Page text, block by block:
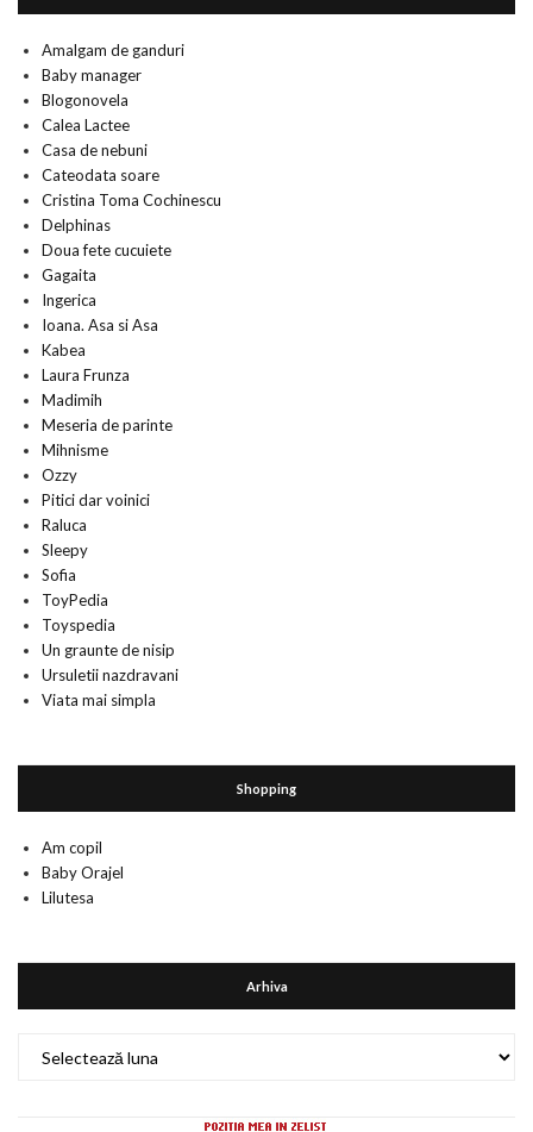
Amalgam de ganduri
Baby manager
Blogonovela
Calea Lactee
Casa de nebuni
Cateodata soare
Cristina Toma Cochinescu
Delphinas
Doua fete cucuiete
Gagaita
Ingerica
Ioana. Asa si Asa
Kabea
Laura Frunza
Madimih
Meseria de parinte
Mihnisme
Ozzy
Pitici dar voinici
Raluca
Sleepy
Sofia
ToyPedia
Toyspedia
Un graunte de nisip
Ursuletii nazdravani
Viata mai simpla
Shopping
Am copil
Baby Orajel
Lilutesa
Arhiva